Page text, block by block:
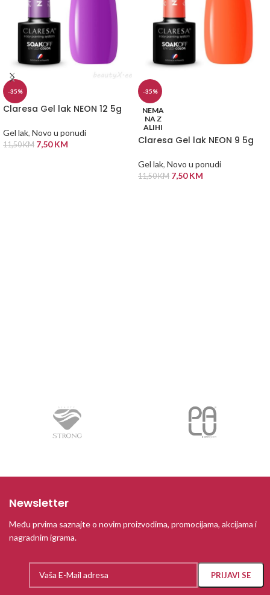
-35%
Claresa Gel lak NEON 12 5g
Gel lak, Novo u ponudi
11,50KM 7,50KM
-35%
NEMA
NA Z
ALIHI
Claresa Gel lak NEON 9 5g
Gel lak, Novo u ponudi
11,50KM 7,50KM
Newsletter
Među prvima saznajte o novim proizvodima, promocijama, akcijama i
nagradnim igrama.